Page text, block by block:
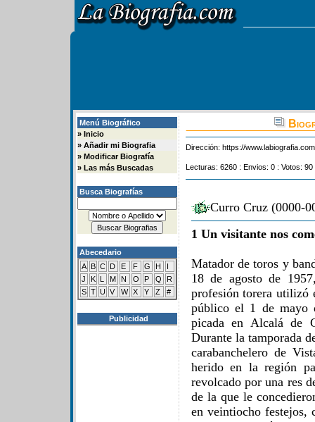
Menú Biográfico
» Inicio
» Añadir mi Biografia
» Modificar Biografía
» Las más Buscadas
Busca Biografías
Abecedario
A B C D E F G H
I
J
K L M N O P Q
R
S T U V W X Y Z #
Publicidad
Dirección: https://
Lecturas: 6260 : Envios: 0 : Votos:
Curro Cruz (0000-
1 Un visitante nos
Matador de toros y
18 de agosto de
profesión torera utilizó
público el 1 de mayo
picada en Alcalá de
Durante la tamporada
carabanchelero de
herido en la región
revolcado por una res
de la que le
en veintiocho